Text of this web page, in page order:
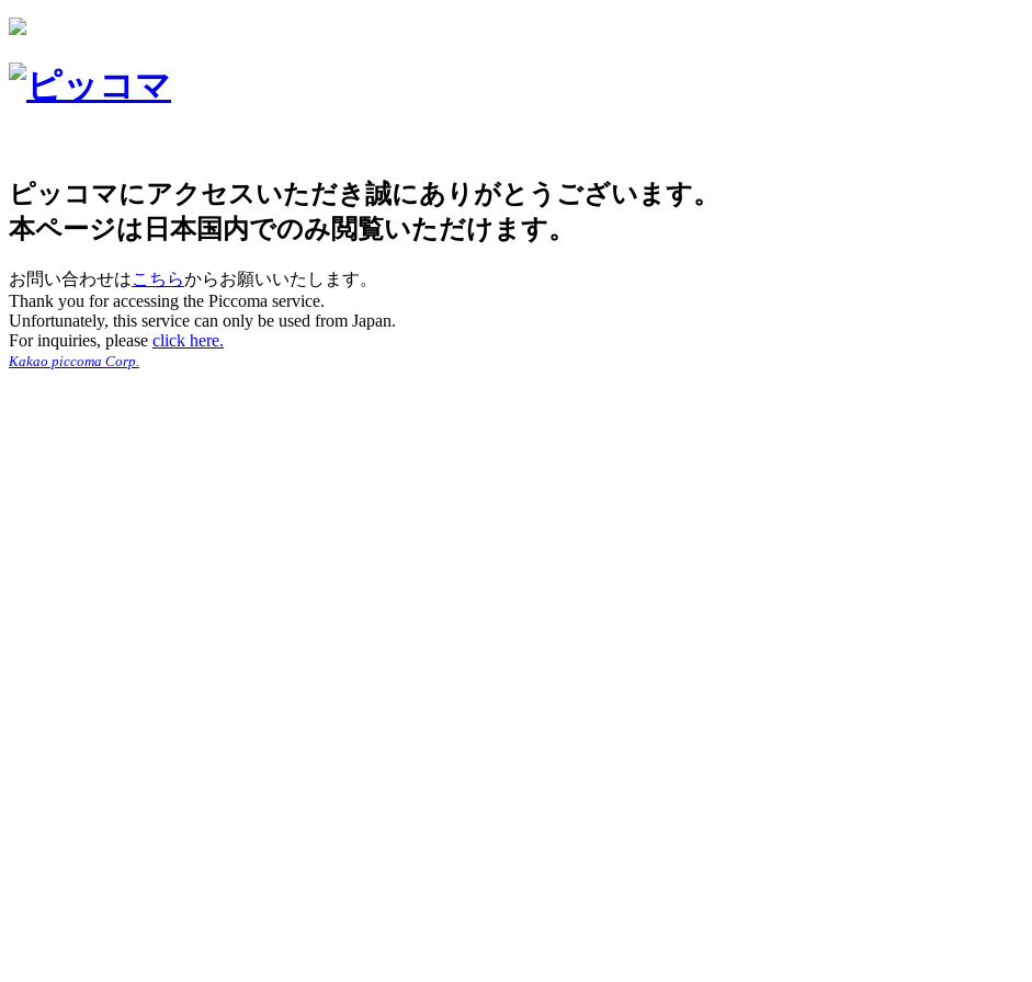
ピッコマにアクセスいただき誠にありがとうございます。
本ページは日本国内でのみ閲覧いただけます。
お問い合わせはこちらからお願いいたします。
Thank you for accessing the Piccoma service.
Unfortunately, this service can only be used from Japan.
For inquiries, please click here.
Kakao piccoma Corp.